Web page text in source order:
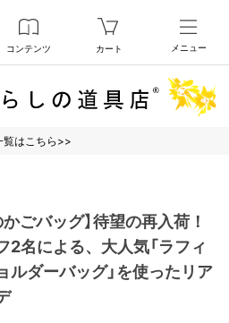
コンテンツ カート メニュー
覧はこちら>>
かごバッグ】待望の再入荷！
2名による、大人気「ラフィ
ルダーバッグ」を使ったリア